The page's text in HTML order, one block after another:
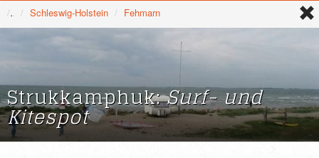
Deutschland
Schleswig-Holstein Fehmarn
Strukkamphuk:Surf- und
Kitespot